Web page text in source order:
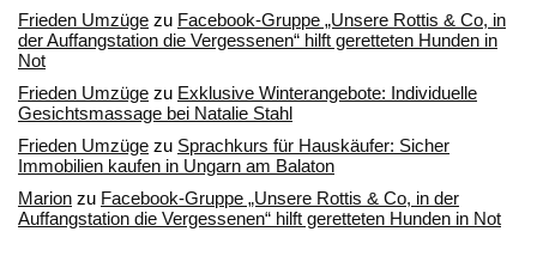
Frieden Umzüge zu Facebook-Gruppe „Unsere Rottis & Co, in
der Auffangstation die Vergessenen“ hilft geretteten Hunden in
Not
Frieden Umzüge zu Exklusive Winterangebote: Individuelle
Gesichtsmassage bei Natalie Stahl
Frieden Umzüge zu Sprachkurs für Hauskäufer: Sicher
Immobilien kaufen in Ungarn am Balaton
Marion zu Facebook-Gruppe „Unsere Rottis & Co, in der
Auffangstation die Vergessenen“ hilft geretteten Hunden in Not